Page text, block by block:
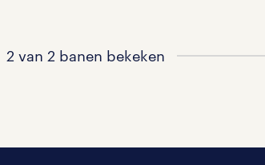
2 van 2 banen bekeken